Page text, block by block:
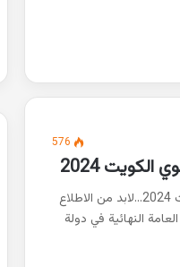
576
2024
كيفية حساب تراكمي الثانوي الكويت 2024…لابد من الاطلاع
النهائية في دولة